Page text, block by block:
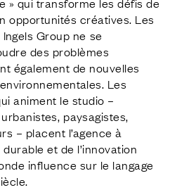
opportunités créatives. Les
Group ne se
des problèmes
également de nouvelles
Les
animent le studio –
paysagistes,
– placent l’agence à
et de l’innovation
influence sur le langage